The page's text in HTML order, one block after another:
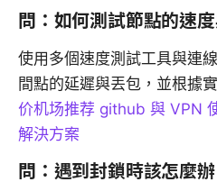
問：如何測試節點的速
使用多個速度測試工具與連
間點的延遲與丟包，並根據
价机场推荐 github 與 VPN
解決方案
問：遇到封鎖時該怎麼辦